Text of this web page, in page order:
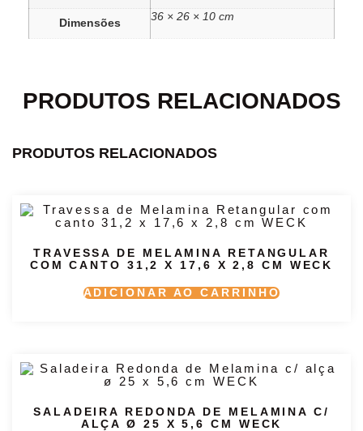
Dimensões
36 × 26 × 10 cm
PRODUTOS RELACIONADOS
PRODUTOS RELACIONADOS
TRAVESSA DE MELAMINA RETANGULAR
COM CANTO 31,2 X 17,6 X 2,8 CM WECK
ADICIONAR AO CARRINHO
SALADEIRA REDONDA DE MELAMINA C/
ALÇA Ø 25 X 5,6 CM WECK